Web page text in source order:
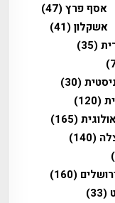
אסף פרץ(47)
אשקלון(41)
(35)
(30)
(120)
(165)
(140)
(160)
(33)